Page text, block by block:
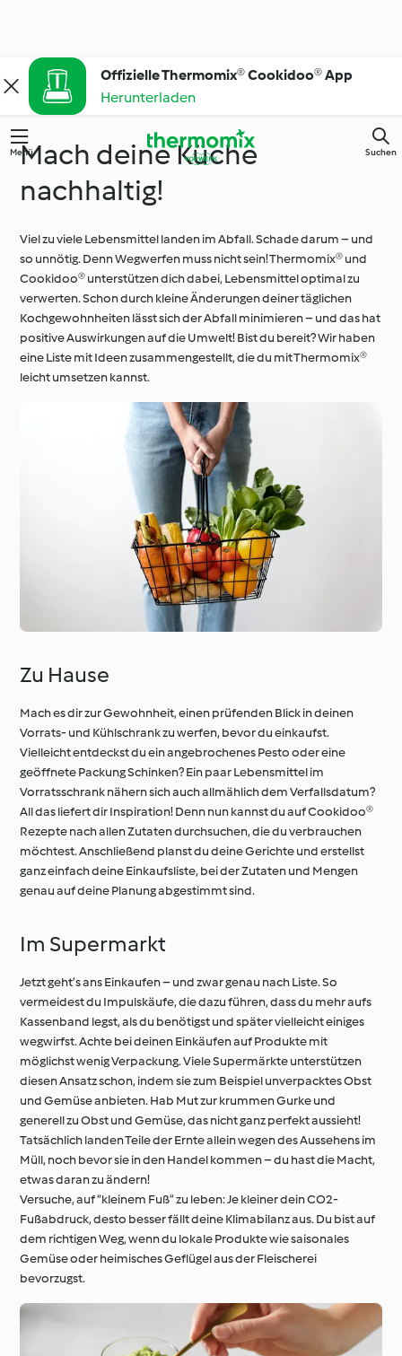
Offizielle Thermomix® Cookidoo® App
Herunterladen
Menü Suchen
Mach deine Küche
nachhaltig!
Viel zu viele Lebensmittel landen im Abfall. Schade darum – und
so unnötig. Denn Wegwerfen muss nicht sein! Thermomix® und
Cookidoo® unterstützen dich dabei, Lebensmittel optimal zu
verwerten. Schon durch kleine Änderungen deiner täglichen
Kochgewohnheiten lässt sich der Abfall minimieren – und das hat
positive Auswirkungen auf die Umwelt! Bist du bereit? Wir haben
eine Liste mit Ideen zusammengestellt, die du mit Thermomix®
leicht umsetzen kannst.
Zu Hause
Mach es dir zur Gewohnheit, einen prüfenden Blick in deinen
Vorrats- und Kühlschrank zu werfen, bevor du einkaufst.
Vielleicht entdeckst du ein angebrochenes Pesto oder eine
geöffnete Packung Schinken? Ein paar Lebensmittel im
Vorratsschrank nähern sich auch allmählich dem Verfallsdatum?
All das liefert dir Inspiration! Denn nun kannst du auf Cookidoo®
Rezepte nach allen Zutaten durchsuchen, die du verbrauchen
möchtest. Anschließend planst du deine Gerichte und erstellst
ganz einfach deine Einkaufsliste, bei der Zutaten und Mengen
genau auf deine Planung abgestimmt sind.
Im Supermarkt
Jetzt geht’s ans Einkaufen – und zwar genau nach Liste. So
vermeidest du Impulskäufe, die dazu führen, dass du mehr aufs
Kassenband legst, als du benötigst und später vielleicht einiges
wegwirfst. Achte bei deinen Einkäufen auf Produkte mit
möglichst wenig Verpackung. Viele Supermärkte unterstützen
diesen Ansatz schon, indem sie zum Beispiel unverpacktes Obst
und Gemüse anbieten. Hab Mut zur krummen Gurke und
generell zu Obst und Gemüse, das nicht ganz perfekt aussieht!
Tatsächlich landen Teile der Ernte allein wegen des Aussehens im
Müll, noch bevor sie in den Handel kommen – du hast die Macht,
etwas daran zu ändern!
Versuche, auf “kleinem Fuß” zu leben: Je kleiner dein CO2-
Fußabdruck, desto besser fällt deine Klimabilanz aus. Du bist auf
dem richtigen Weg, wenn du lokale Produkte wie saisonales
Gemüse oder heimisches Geflügel aus der Fleischerei
bevorzugst.